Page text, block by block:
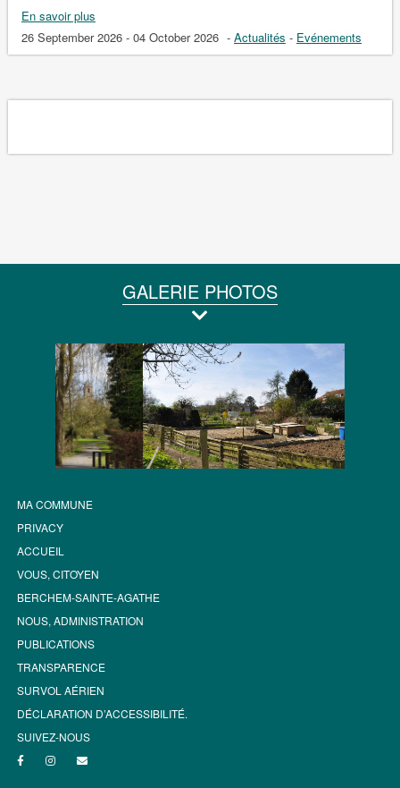
En savoir plus
26 September 2026 - 04 October 2026 - Actualités - Evénements
GALERIE PHOTOS
MA COMMUNE
PRIVACY
ACCUEIL
VOUS, CITOYEN
BERCHEM-SAINTE-AGATHE
NOUS, ADMINISTRATION
PUBLICATIONS
TRANSPARENCE
SURVOL AÉRIEN
DÉCLARATION D’ACCESSIBILITÉ.
SUIVEZ-NOUS